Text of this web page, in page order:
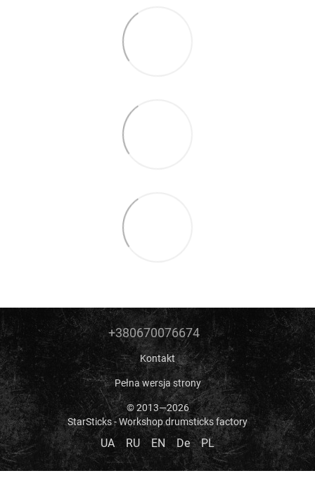
+380670076674
Kontakt
Pełna wersja strony
© 2013—2026
StarSticks - Workshop drumsticks factory
UA RU EN De PL